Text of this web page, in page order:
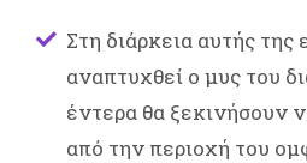
Στη διάρκεια αυτής της
αναπτυχθεί ο μυς του
έντερα θα ξεκινήσουν
από την περιοχή του